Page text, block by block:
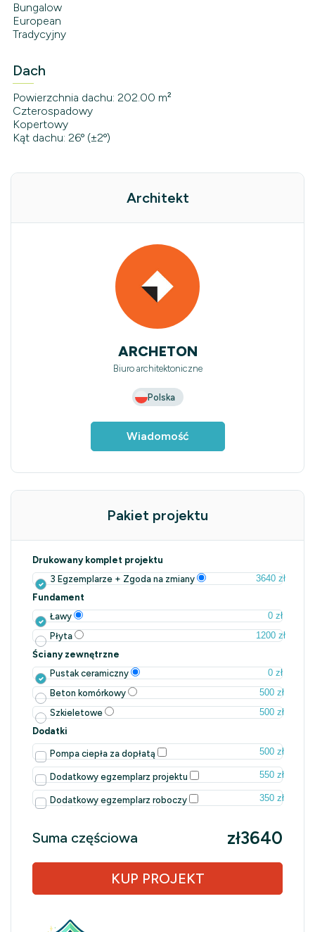
Bungalow
European
Tradycyjny
Dach
Powierzchnia dachu: 202.00 m²
Czterospadowy
Kopertowy
Kąt dachu: 26º (±2º)
Architekt
ARCHETON
Biuro architektoniczne
Polska
Wiadomość
Pakiet projektu
Drukowany komplet projektu
3 Egzemplarze + Zgoda na zmiany
3640 zł
Fundament
Ławy
0 zł
Płyta
1200 zł
Ściany zewnętrzne
Pustak ceramiczny
0 zł
Beton komórkowy
500 zł
Szkieletowe
500 zł
Dodatki
Pompa ciepła za dopłatą 500 zł
Dodatkowy egzemplarz projektu 550 zł
Dodatkowy egzemplarz roboczy 350 zł
Suma częściowa zł3640
KUP PROJEKT